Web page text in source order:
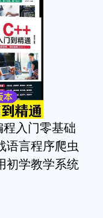
入门零基础
语言程序爬虫
初学教学系统